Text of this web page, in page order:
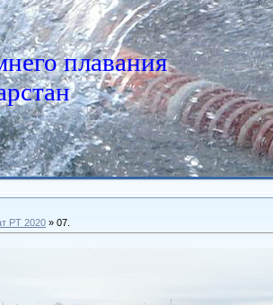
плавания
РТ 2020 » 07.